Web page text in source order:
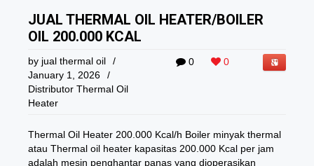
JUAL THERMAL OIL HEATER/BOILER
OIL 200.000 KCAL
0 0
by jual thermal oil
/
January 1, 2026
/
Distributor Thermal Oil
Heater
Thermal Oil Heater 200.000 Kcal/h Boiler minyak thermal
atau Thermal oil heater kapasitas 200.000 Kcal per jam
adalah mesin penghantar panas yang dioperasikan